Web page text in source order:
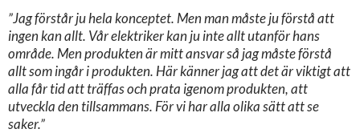
”Jag förstår ju hela konceptet. Men man måste ju förstå att
ingen kan allt. Vår elektriker kan ju inte allt utanför hans
område. Men produkten är mitt ansvar så jag måste förstå
allt som ingår i produkten. Här känner jag att det är viktigt att
alla får tid att träffas och prata igenom produkten, att
utveckla den tillsammans. För vi har alla olika sätt att se
saker.”